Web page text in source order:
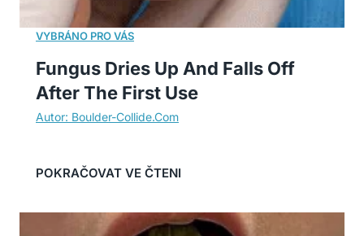
Fungus Dries Up And Falls Off
After The First Use